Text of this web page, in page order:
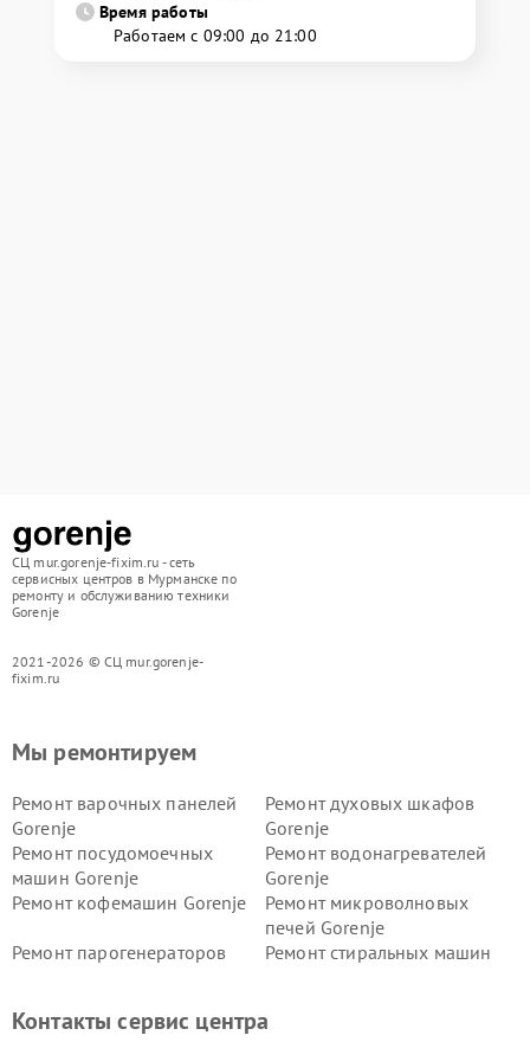
Время работы
Работаем с 09:00 до 21:00
СЦ mur.gorenje-fixim.ru - сеть
сервисных центров в Мурманске по
ремонту и обслуживанию техники
Gorenje
2021-2026 © СЦ mur.gorenje-
fixim.ru
Мы ремонтируем
Ремонт варочных панелей
Gorenje
Ремонт духовых шкафов
Gorenje
Ремонт посудомоечных
машин Gorenje
Ремонт водонагревателей
Gorenje
Ремонт кофемашин Gorenje
Ремонт микроволновых
печей Gorenje
Ремонт парогенераторов
Ремонт стиральных машин
Контакты сервис центра